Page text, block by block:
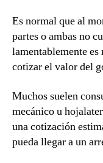
Es normal que al
partes o ambas no
lamentablemente
cotizar el valor del
Muchos suelen
mecánico u
una cotización
pueda llegar a un